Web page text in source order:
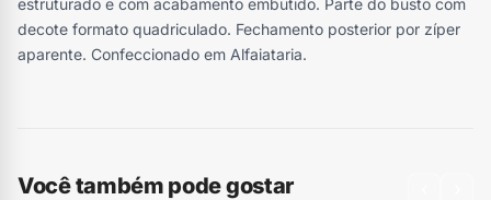
decote formato quadriculado. Fechamento posterior por zíper
aparente. Confeccionado em Alfaiataria.
Você também pode gostar